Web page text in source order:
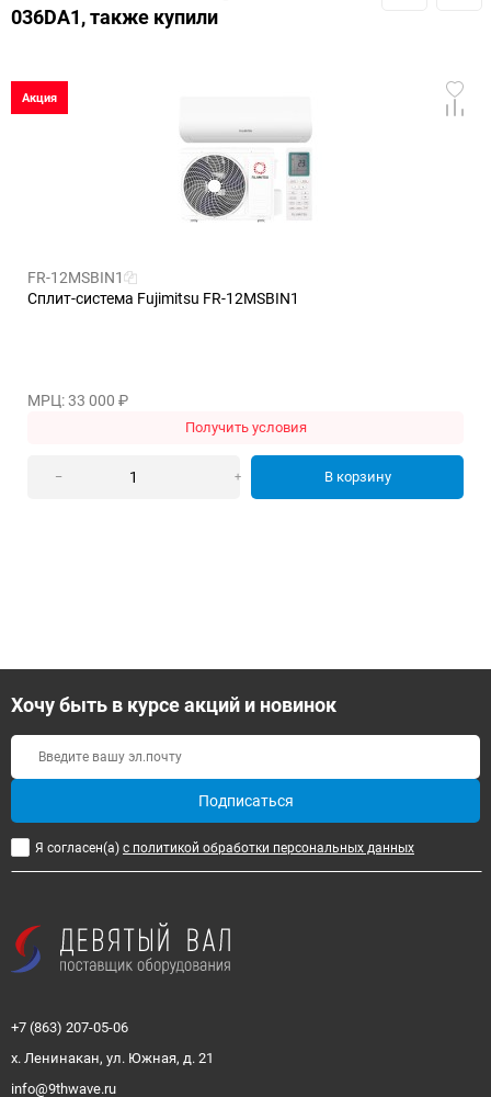
036DA1, также купили
Акция
FR-12MSBIN1
Сплит-система Fujimitsu FR-12MSBIN1
МРЦ: 33 000 ₽
Получить условия
– + В корзину
Хочу быть в курсе акций и новинок
Подписаться
Я согласен(a) с политикой обработки персональных данных
+7 (863) 207-05-06
х. Ленинакан, ул. Южная, д. 21
info@9thwave.ru